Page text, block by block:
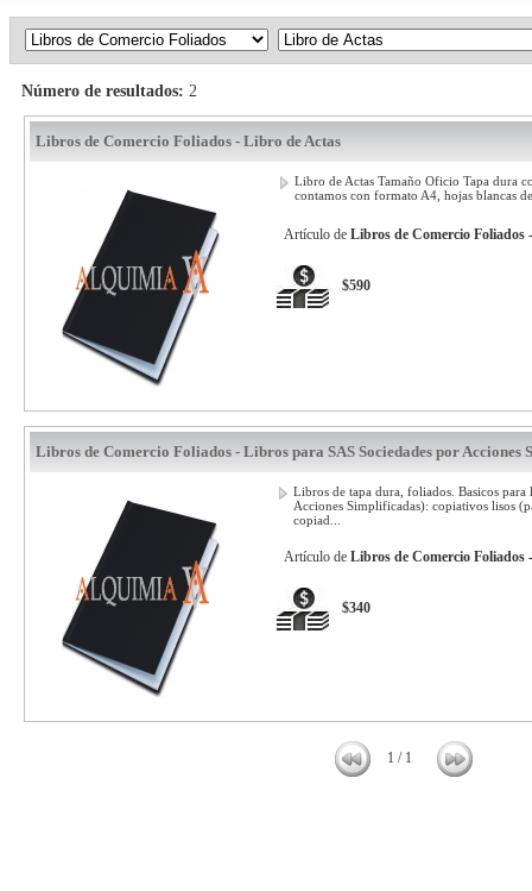
Número de resultados: 2
Libros de Comercio Foliados - Libro de Actas
Libro de Actas Tamaño Oficio Tapa dura
contamos con formato A4, hojas blancas
Artículo de Libros de Comercio Foliados
$590
Libros de Comercio Foliados - Libros para SAS Sociedades por Acciones
Libros de tapa dura, foliados. Basicos
Acciones Simplificadas): copiativos lisos
copiad...
Artículo de Libros de Comercio Foliados
$340
1 / 1